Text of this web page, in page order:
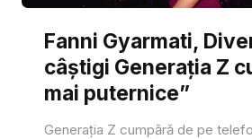
Fanni Gyarmati,
câștigi Generația Z
mai puternice”
Generația Z cumpără de pe